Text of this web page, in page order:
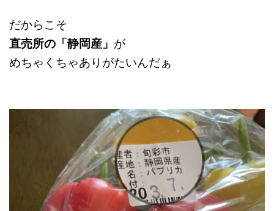
だからこそ
直売所の「静岡産」 が
めちゃくちゃありがたいんだぁ